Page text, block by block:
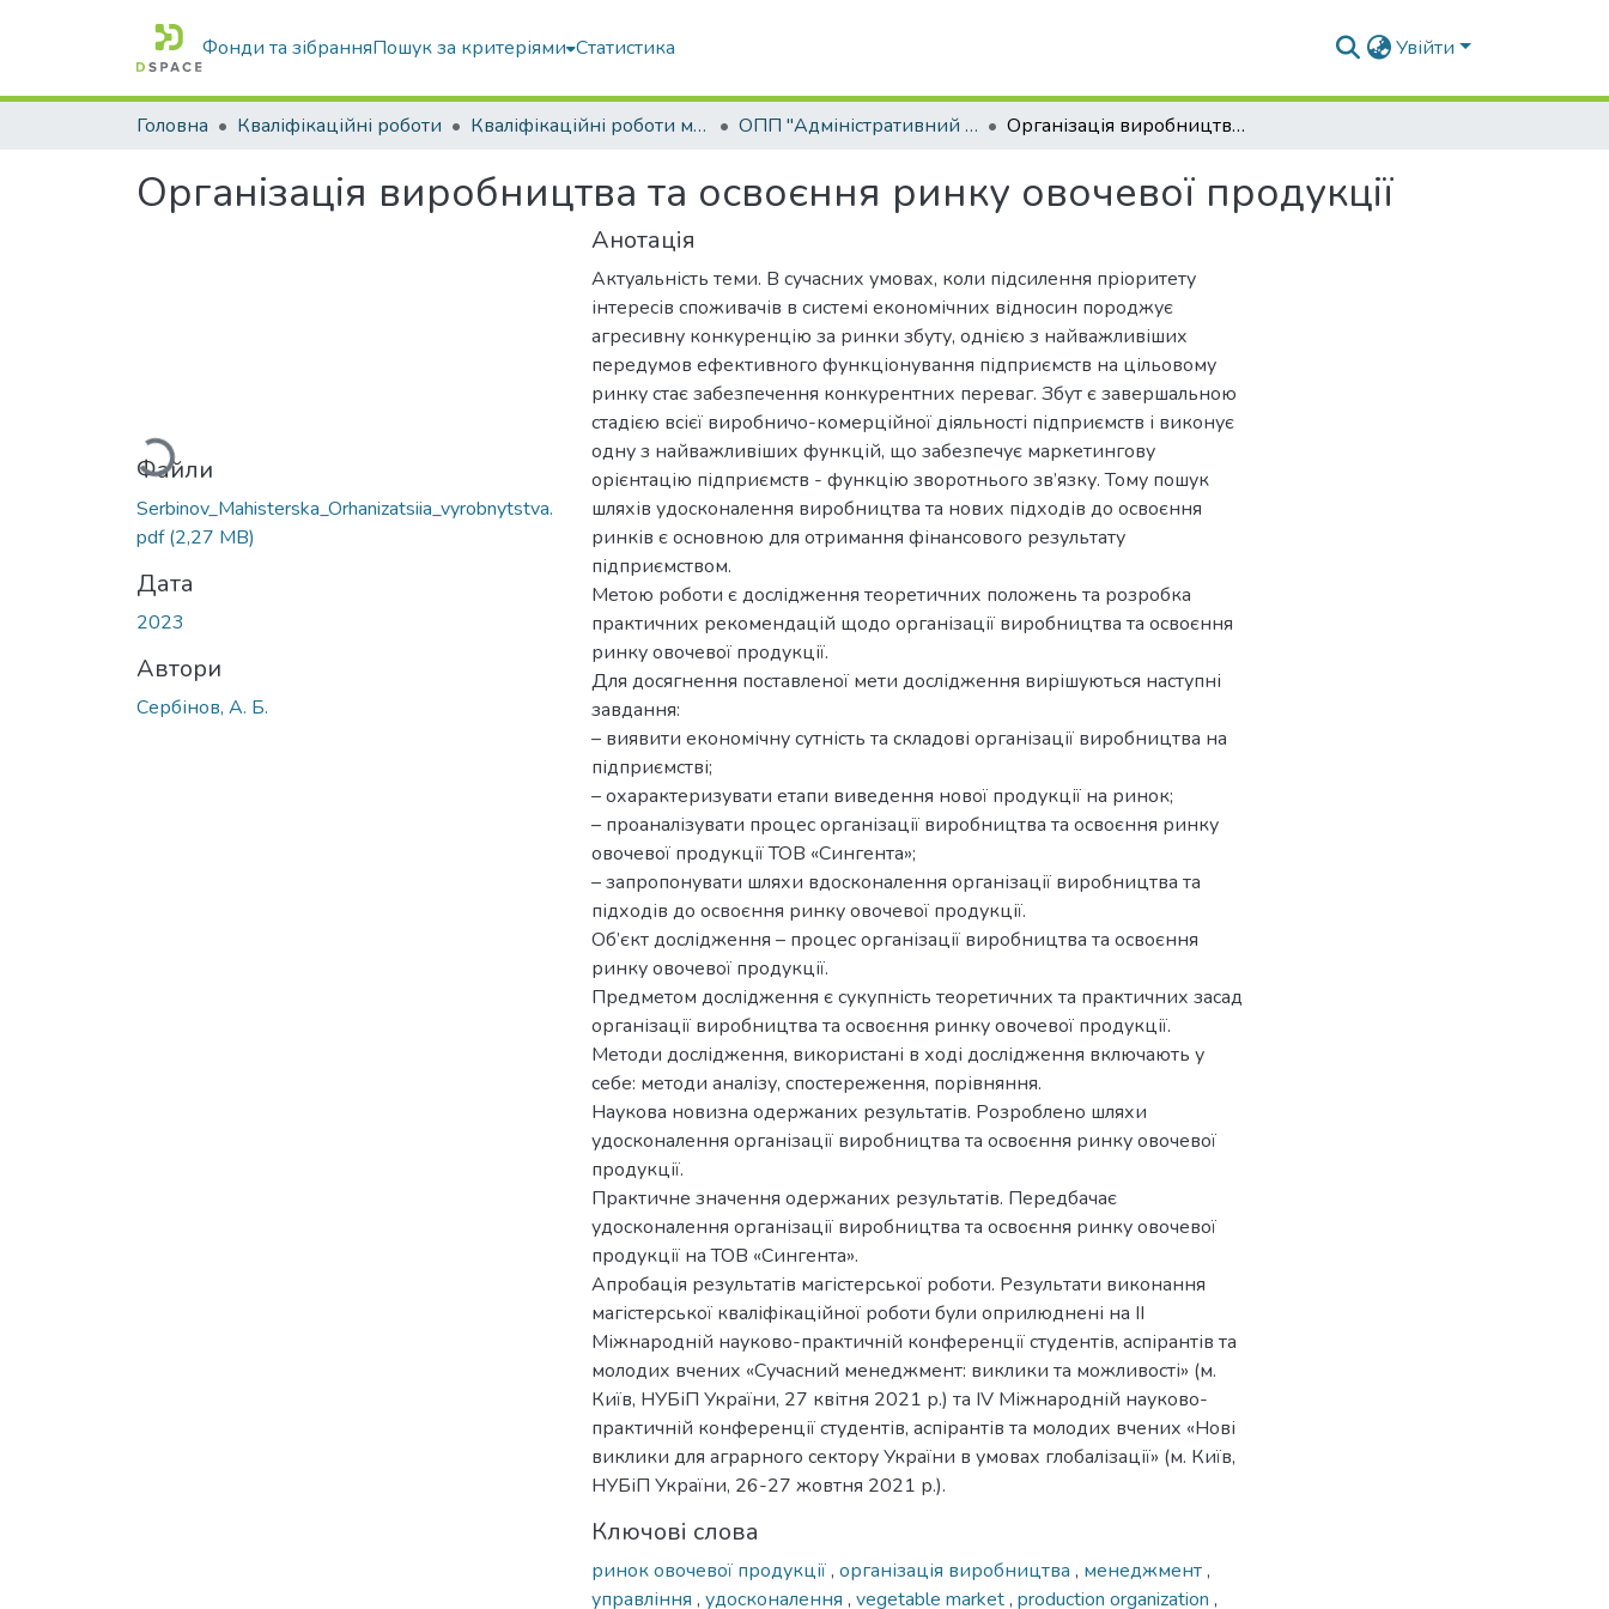
Фонди та зібранняПошук за критеріями Статистика Увійти
Головна Кваліфікаційні роботи Кваліфікаційні роботи магістрів ОПП "Адміністративний менеджмент" Організація виробництва та освоєння ринку овочевої продукції
Організація виробництва та освоєння ринку овочевої продукції
Вантажиться...
Файли
Serbinov_Mahisterska_Orhanizatsiia_vyrobnytstva.
pdf(2,27 MB)
Дата
2023
Автори
Сербінов, А. Б.
Анотація
Актуальність теми. В сучасних умовах, коли підсилення пріоритету
інтересів споживачів в системі економічних відносин породжує
агресивну конкуренцію за ринки збуту, однією з найважливіших
передумов ефективного функціонування підприємств на цільовому
ринку стає забезпечення конкурентних переваг. Збут є завершальною
стадією всієї виробничо-комерційної діяльності підприємств і виконує
одну з найважливіших функцій, що забезпечує маркетингову
орієнтацію підприємств - функцію зворотнього зв’язку. Тому пошук
шляхів удосконалення виробництва та нових підходів до освоєння
ринків є основною для отримання фінансового результату
підприємством.
Метою роботи є дослідження теоретичних положень та розробка
практичних рекомендацій щодо організації виробництва та освоєння
ринку овочевої продукції.
Для досягнення поставленої мети дослідження вирішуються наступні
завдання:
– виявити економічну сутність та складові організації виробництва на
підприємстві;
– охарактеризувати етапи виведення нової продукції на ринок;
– проаналізувати процес організації виробництва та освоєння ринку
овочевої продукції ТОВ «Сингента»;
– запропонувати шляхи вдосконалення організації виробництва та
підходів до освоєння ринку овочевої продукції.
Об’єкт дослідження – процес організації виробництва та освоєння
ринку овочевої продукції.
Предметом дослідження є сукупність теоретичних та практичних засад
організації виробництва та освоєння ринку овочевої продукції.
Методи дослідження, використані в ході дослідження включають у
себе: методи аналізу, спостереження, порівняння.
Наукова новизна одержаних результатів. Розроблено шляхи
удосконалення організації виробництва та освоєння ринку овочевої
продукції.
Практичне значення одержаних результатів. Передбачає
удосконалення організації виробництва та освоєння ринку овочевої
продукції на ТОВ «Сингента».
Апробація результатів магістерської роботи. Результати виконання
магістерської кваліфікаційної роботи були оприлюднені на ІІ
Міжнародній науково-практичній конференції студентів, аспірантів та
молодих вчених «Сучасний менеджмент: виклики та можливості» (м.
Київ, НУБіП України, 27 квітня 2021 р.) та IV Міжнародній науково-
практичній конференції студентів, аспірантів та молодих вчених «Нові
виклики для аграрного сектору України в умовах глобалізації» (м. Київ,
НУБіП України, 26-27 жовтня 2021 р.).
Ключові слова
ринок овочевої продукції, організація виробництва , менеджмент,
управління , удосконалення , vegetable market, production organization ,